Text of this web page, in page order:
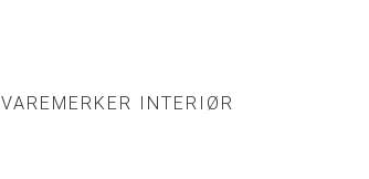
VAREMERKER INTERIØR